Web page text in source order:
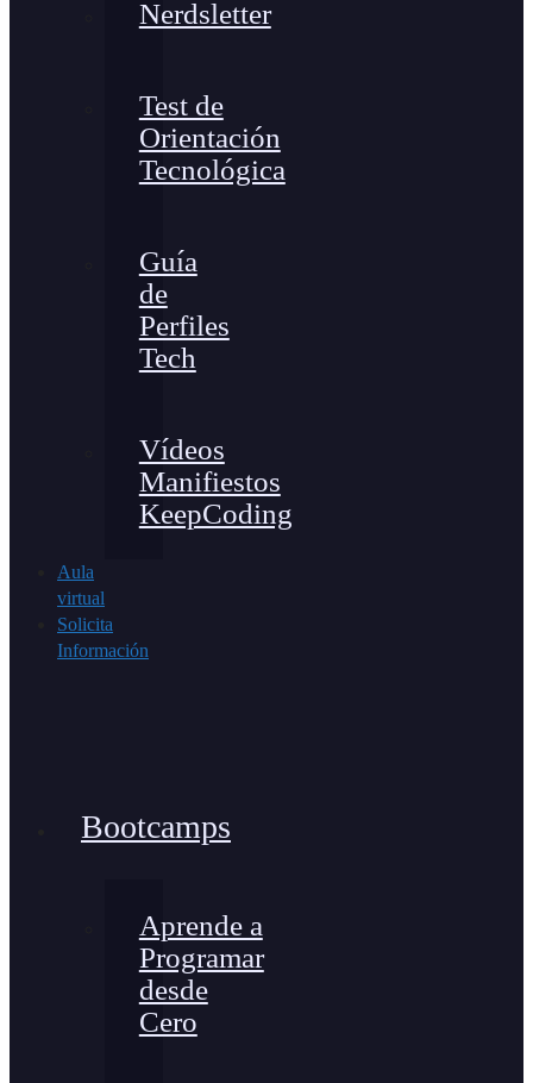
Nerdsletter
Test de
Orientación
Tecnológica
Guía
de
Perfiles
Tech
Vídeos
Manifiestos
KeepCoding
Aula
virtual
Solicita
Información
Bootcamps
Aprende a
Programar
desde
Cero